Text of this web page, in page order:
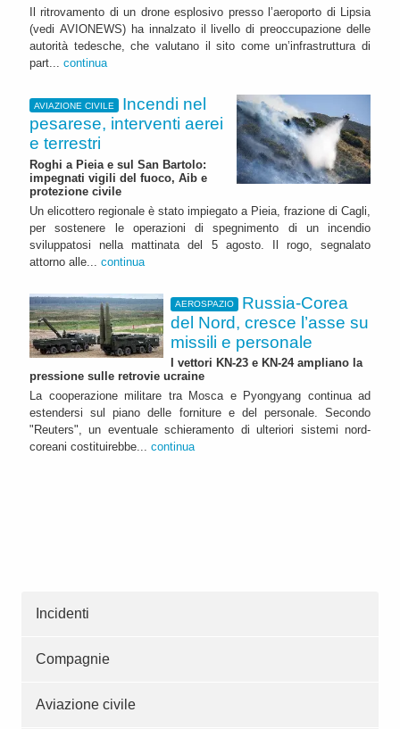
Il ritrovamento di un drone esplosivo presso l’aeroporto di Lipsia
(vedi AVIONEWS) ha innalzato il livello di preoccupazione delle
autorità tedesche, che valutano il sito come un’infrastruttura di
part... continua
AVIAZIONE CIVILE
Incendi nel
pesarese, interventi aerei
e terrestri
Roghi a Pieia e sul San Bartolo:
impegnati vigili del fuoco, Aib e
protezione civile
Un elicottero regionale è stato impiegato a Pieia, frazione di Cagli,
per sostenere le operazioni di spegnimento di un incendio
sviluppatosi nella mattinata del 5 agosto. Il rogo, segnalato
attorno alle... continua
AEROSPAZIO
Russia-Corea
del Nord, cresce l’asse su
missili e personale
I vettori KN-23 e KN-24 ampliano la
pressione sulle retrovie ucraine
La cooperazione militare tra Mosca e Pyongyang continua ad
estendersi sul piano delle forniture e del personale. Secondo
"Reuters", un eventuale schieramento di ulteriori sistemi nord-
coreani costituirebbe... continua
Incidenti
Compagnie
Aviazione civile